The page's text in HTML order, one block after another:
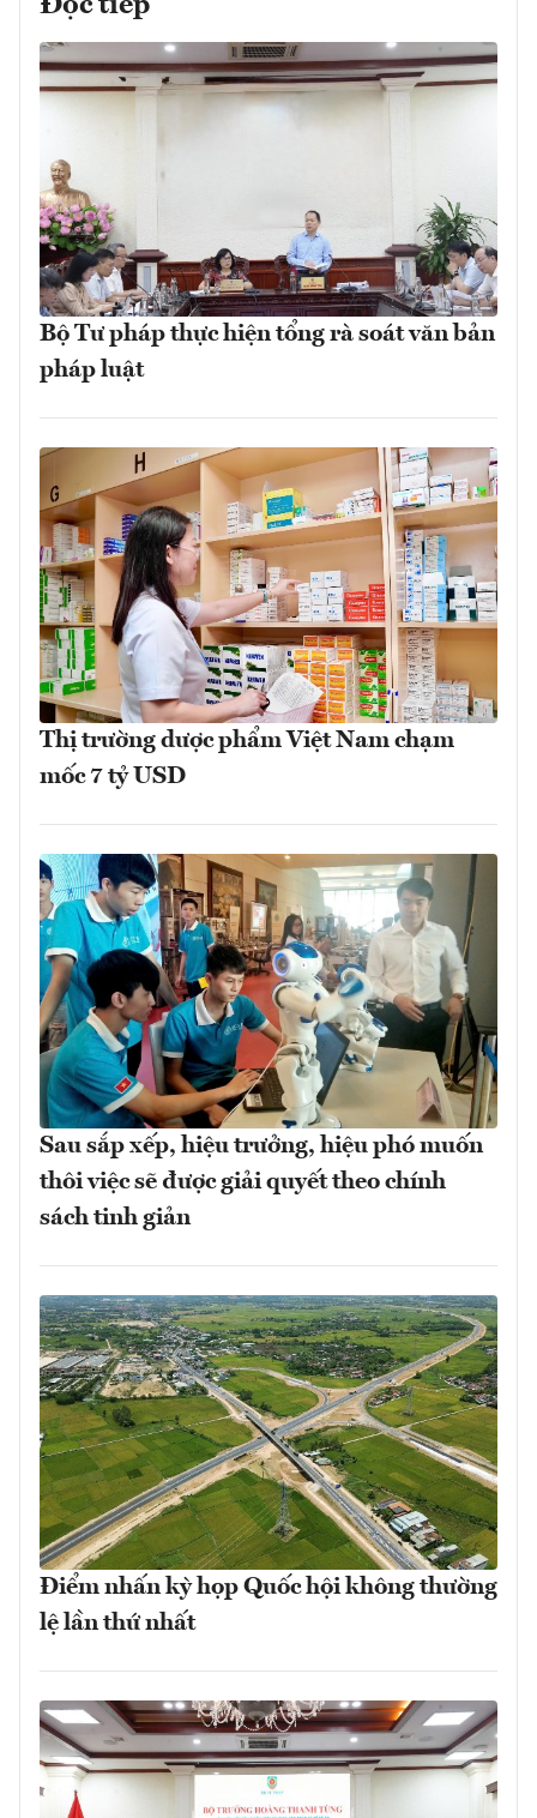
Đọc tiếp
Bộ Tư pháp thực hiện tổng rà soát văn bản
pháp luật
Thị trường dược phẩm Việt Nam chạm
mốc 7 tỷ USD
Sau sắp xếp, hiệu trưởng, hiệu phó muốn
thôi việc sẽ được giải quyết theo chính
sách tinh giản
Điểm nhấn kỳ họp Quốc hội không thường
lệ lần thứ nhất